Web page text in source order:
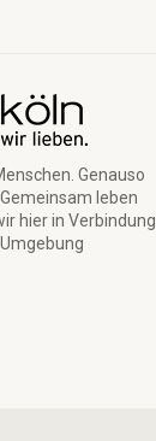
Genauso
leben
hier in Verbindung